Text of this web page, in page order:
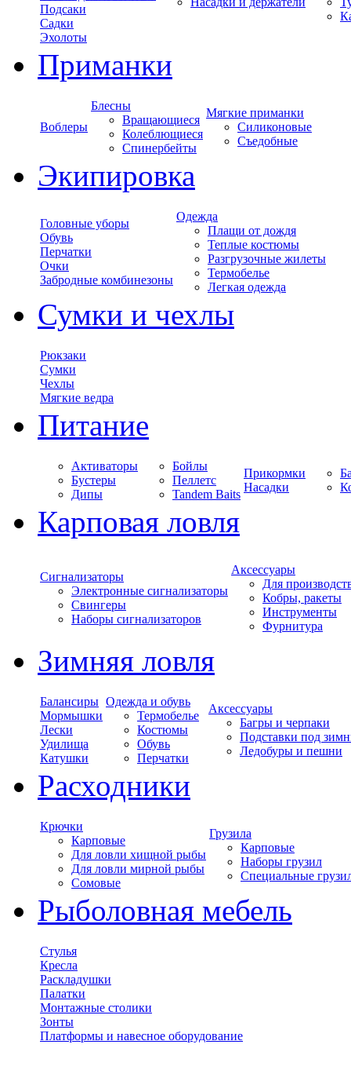
Подсаки
Садки
Эхолоты
Приманки
Воблеры
Блесны
Вращающиеся
Колеблющиеся
Спинербейты
Мягкие приманки
Силиконовые
Съедобные
Экипировка
Головные уборы
Обувь
Перчатки
Очки
Забродные комбинезоны
Одежда
Плащи от дождя
Теплые костюмы
Разгрузочные жилеты
Термобелье
Легкая одежда
Сумки и чехлы
Рюкзаки
Сумки
Чехлы
Мягкие ведра
Питание
Активаторы
Бустеры
Дипы
Бойлы
Пеллетс
Tandem Baits
Прикормки
Насадки
Карповая ловля
Сигнализаторы
Электронные сигнализаторы
Свингеры
Наборы сигнализаторов
Аксессуары
Для
Кобры, ракеты
Инструменты
Фурнитура
Зимняя ловля
Балансиры
Мормышки
Лески
Удилища
Катушки
Одежда и обувь
Термобелье
Костюмы
Обувь
Перчатки
Аксессуары
Багры и черпаки
Подставки под
Ледобуры и пешни
Расходники
Крючки
Карповые
Для ловли хищной рыбы
Для ловли мирной рыбы
Сомовые
Грузила
Карповые
Наборы грузил
Специальные
Рыболовная мебель
Стулья
Кресла
Раскладушки
Палатки
Монтажные столики
Зонты
Платформы и навесное оборудование